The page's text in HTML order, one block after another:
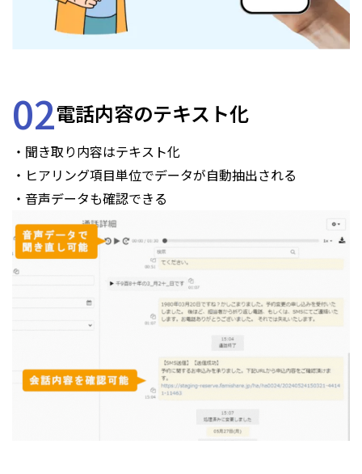
02電話内容のテキスト化
・聞き取り内容はテキスト化
・ヒアリング項目単位でデータが自動抽出される
・音声データも確認できる